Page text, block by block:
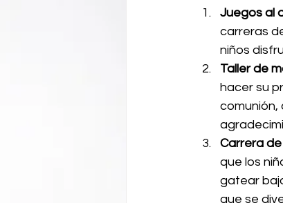
Juegos al
carreras
niños
Taller de
hacer su
Carrera
que los
gatear
que se